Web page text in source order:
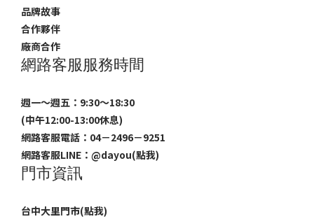
品牌故事
合作夥伴
廠商合作
網路客服服務時間
週一～週五：9:30～18:30
(中午12:00-13:00休息)
網路客服電話：04－2496－9251
網路客服LINE： @dayou(點我)
門市資訊
台中大里門市(點我)